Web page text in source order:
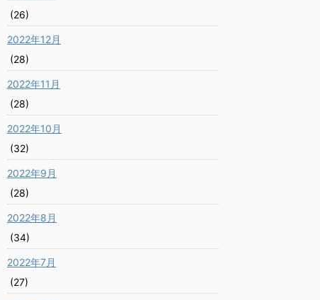
(26)
2022年12月
(28)
2022年11月
(28)
2022年10月
(32)
2022年9月
(28)
2022年8月
(34)
2022年7月
(27)